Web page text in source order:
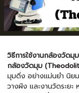
วิธีการใช้งานกล้องวัด
กล้องวัดมุม
มุมดิ่ง อย่างแม่นยำ นิยม
วางผัง และงานวัดระยะ